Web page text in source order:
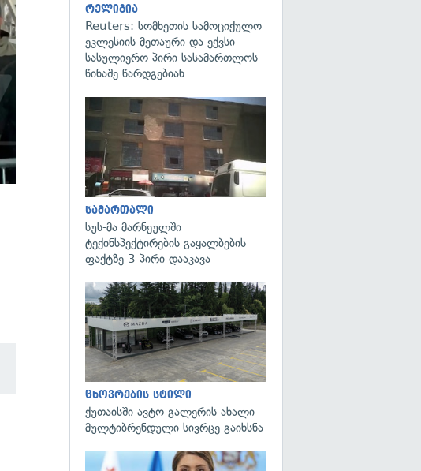
რელიგია
Reuters: სომხეთის სამოციქულო
ეკლესიის მეთაური და ექვსი
სასულიერო პირი სასამართლოს
წინაშე წარდგებიან
სამართალი
სუს-მა მარნეულში
ტექინსპექტირების გაყალბების
ფაქტზე 3 პირი დააკავა
ცხოვრების სტილი
ქუთაისში ავტო გალერის ახალი
მულტიბრენდული სივრცე გაიხსნა